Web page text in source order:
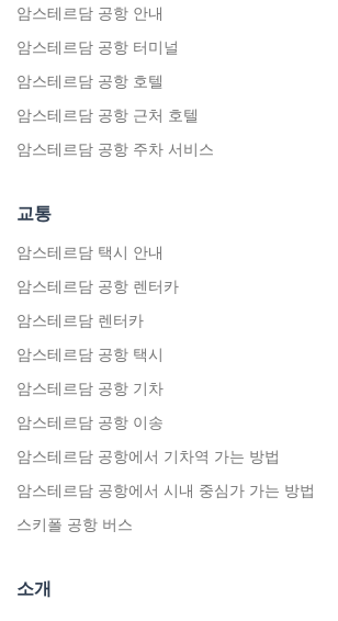
암스테르담 공항 안내
암스테르담 공항 터미널
암스테르담 공항 호텔
암스테르담 공항 근처 호텔
암스테르담 공항 주차 서비스
교통
암스테르담 택시 안내
암스테르담 공항 렌터카
암스테르담 렌터카
암스테르담 공항 택시
암스테르담 공항 기차
암스테르담 공항 이송
암스테르담 공항에서 기차역 가는 방법
암스테르담 공항에서 시내 중심가 가는 방법
스키폴 공항 버스
소개